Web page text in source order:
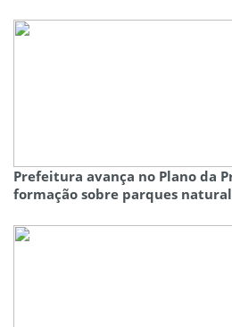
Prefeitura avança no Plano da
formação sobre parques